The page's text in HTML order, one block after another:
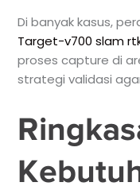
Di banyak kasus,
Target-v700 slam
proses capture di
strategi validasi